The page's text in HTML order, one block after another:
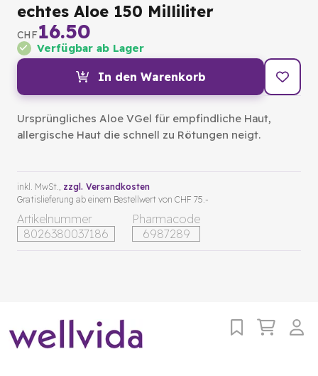
echtes Aloe 150 Milliliter
CHF16.50
Verfügbar ab Lager
In den Warenkorb
Ursprüngliches Aloe VGel für empfindliche Haut,
allergische Haut die schnell zu Rötungen neigt.
Artikelnummer
8026380037186
Pharmacode
6987289
inkl. MwSt., zzgl. Versandkosten
Gratislieferung ab einem Bestellwert von CHF 75.-